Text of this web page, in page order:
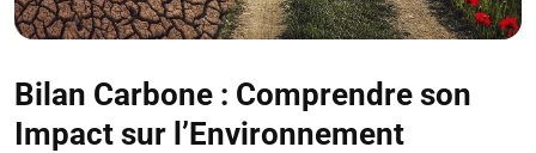
Bilan Carbone : Comprendre son
Impact sur l’Environnement